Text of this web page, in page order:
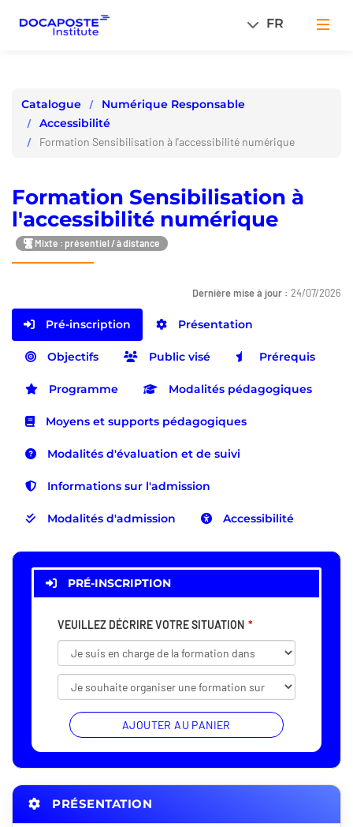
FR
Catalogue
Numérique Responsable
Accessibilité
Formation Sensibilisation à l'accessibilité numérique
Formation Sensibilisation à
l'accessibilité numérique
Mixte : présentiel / à distance
Dernière mise à jour : 24/07/2026
Pré-inscription Présentation
Objectifs Public visé Prérequis
Programme Modalités pédagogiques
Moyens et supports pédagogiques
Modalités d'évaluation et de suivi
Informations sur l'admission
Modalités d'admission Accessibilité
PRÉ-INSCRIPTION
VEUILLEZ DÉCRIRE VOTRE SITUATION
AJOUTER AU PANIER
PRÉSENTATION